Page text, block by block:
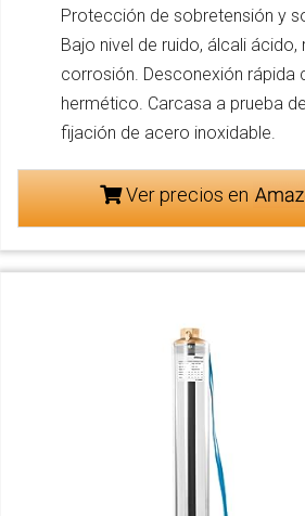
Protección de sobretensión y
Bajo nivel de ruido, álcali ácido,
corrosión. Desconexión rápida
hermético. Carcasa a prueba
fijación de acero inoxidable.
Ver precios en